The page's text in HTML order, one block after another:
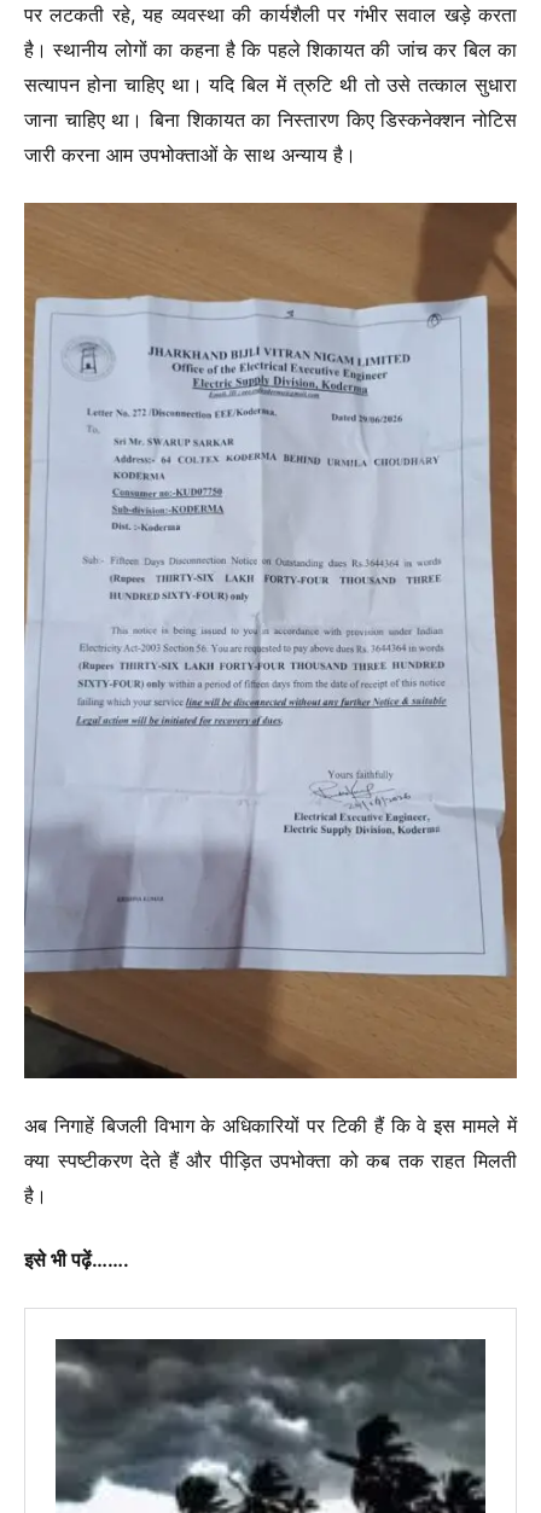
पर लटकती रहे, यह व्यवस्था की कार्यशैली पर गंभीर सवाल खड़े करता
है। स्थानीय लोगों का कहना है कि पहले शिकायत की जांच कर बिल का
सत्यापन होना चाहिए था। यदि बिल में त्रुटि थी तो उसे तत्काल सुधारा
जाना चाहिए था। बिना शिकायत का निस्तारण किए डिस्कनेक्शन नोटिस
जारी करना आम उपभोक्ताओं के साथ अन्याय है।
अब निगाहें बिजली विभाग के अधिकारियों पर टिकी हैं कि वे इस मामले में
क्या स्पष्टीकरण देते हैं और पीड़ित उपभोक्ता को कब तक राहत मिलती
है।
इसे भी पढ़ें…….